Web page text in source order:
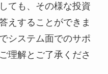
ても、その様な投資
えすることができま
システム面でのサポ
理解とご了承くださ